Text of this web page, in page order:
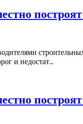
и недостат...